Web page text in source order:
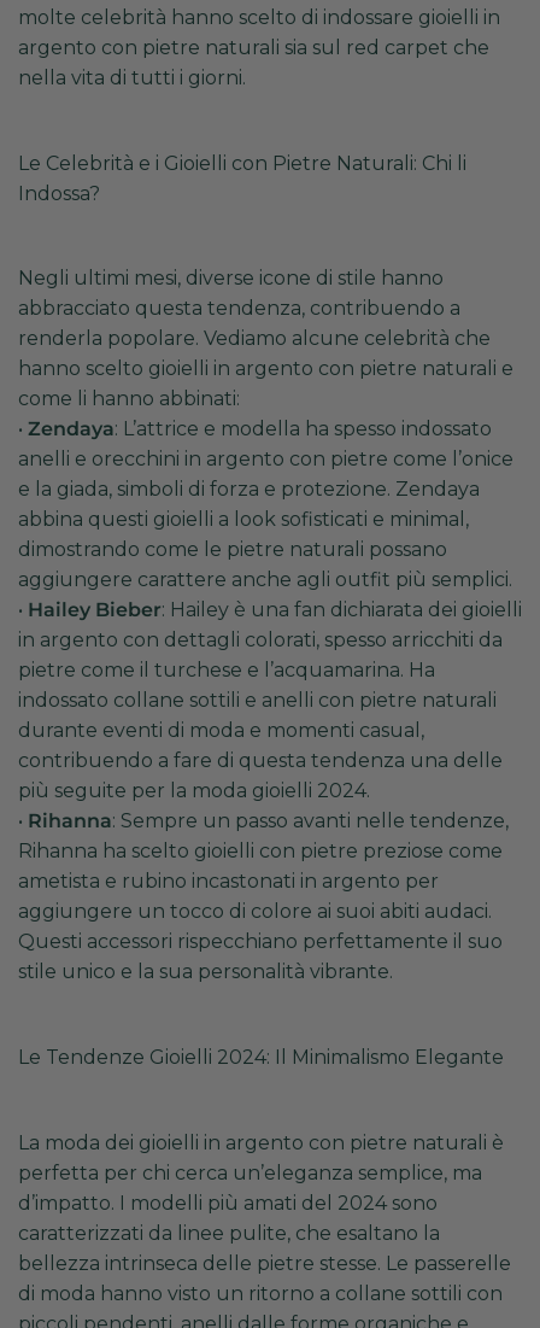
molte celebrità hanno scelto di indossare gioielli in
argento con pietre naturali sia sul red carpet che
nella vita di tutti i giorni.
Le Celebrità e i Gioielli con Pietre Naturali: Chi li
Indossa?
Negli ultimi mesi, diverse icone di stile hanno
abbracciato questa tendenza, contribuendo a
renderla popolare. Vediamo alcune celebrità che
hanno scelto gioielli in argento con pietre naturali e
come li hanno abbinati:
• Zendaya: L’attrice e modella ha spesso indossato
anelli e orecchini in argento con pietre come l’onice
e la giada, simboli di forza e protezione. Zendaya
abbina questi gioielli a look sofisticati e minimal,
dimostrando come le pietre naturali possano
aggiungere carattere anche agli outfit più semplici.
• Hailey Bieber: Hailey è una fan dichiarata dei gioielli
in argento con dettagli colorati, spesso arricchiti da
pietre come il turchese e l’acquamarina. Ha
indossato collane sottili e anelli con pietre naturali
durante eventi di moda e momenti casual,
contribuendo a fare di questa tendenza una delle
più seguite per la moda gioielli 2024.
• Rihanna: Sempre un passo avanti nelle tendenze,
Rihanna ha scelto gioielli con pietre preziose come
ametista e rubino incastonati in argento per
aggiungere un tocco di colore ai suoi abiti audaci.
Questi accessori rispecchiano perfettamente il suo
stile unico e la sua personalità vibrante.
Le Tendenze Gioielli 2024: Il Minimalismo Elegante
La moda dei gioielli in argento con pietre naturali è
perfetta per chi cerca un’eleganza semplice, ma
d’impatto. I modelli più amati del 2024 sono
caratterizzati da linee pulite, che esaltano la
bellezza intrinseca delle pietre stesse. Le passerelle
di moda hanno visto un ritorno a collane sottili con